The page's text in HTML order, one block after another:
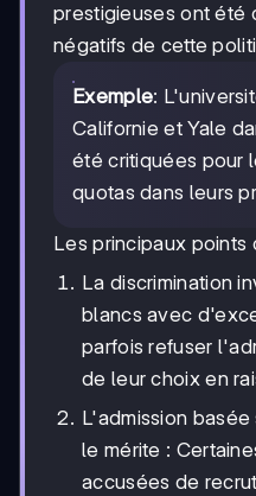
prestigieuses ont été
négatifs de cette
Exemple:
Californie et Yale
été critiquées pour
quotas dans leurs
Les principaux
La discrimination
blancs avec
parfois refuser
de leur choix en
L'admission
le mérite :
accusées de